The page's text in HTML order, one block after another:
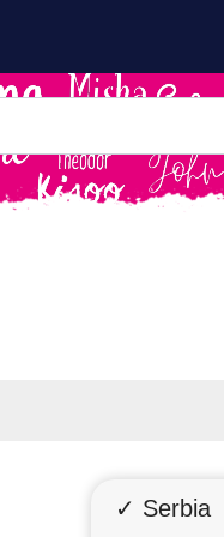
✓ Serbia